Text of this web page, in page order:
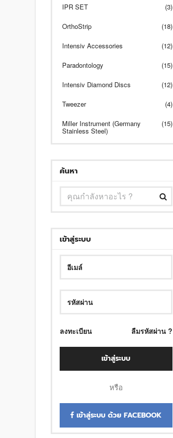
IPR SET (3)
OrthoStrip (18)
Intensiv Accessories (12)
Paradontology (15)
Intensiv Diamond Discs (12)
Tweezer (4)
Miller Instrument (Germany
Stainless Steel)
(15)
ค้นหา
เข้าสู่ระบบ
ลงทะเบียน ลืมรหัสผ่าน ?
เข้าสู่ระบบ
หรือ
เข้าสู่ระบบ ด้วย FACEBOOK